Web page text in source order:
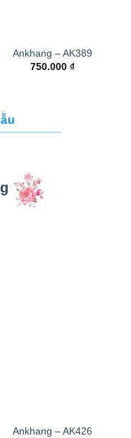
Ankhang – AK389
750.000 ₫
Ankhang – AK426